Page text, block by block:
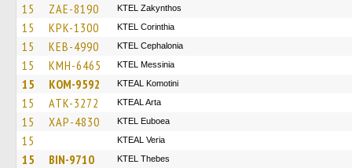
15 ZAE-8190 KTEL Zakynthos
15 KPK-1300 KTEL Corinthia
15 KEB-4990 KTEL Cephalonia
15 KMH-6465 KTEL Messinia
15 KOM-9592 KTEAL Komotini
15 ATK-3272 KTEAL Arta
15 XAP-4830 ΚΤΕL Euboea
15 KTEAL Veria
15 BIN-9710 KTEL Thebes